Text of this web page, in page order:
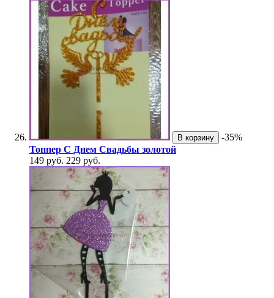
В корзину
-35%
Топпер С Днем Свадьбы золотой
149 руб. 229 руб.